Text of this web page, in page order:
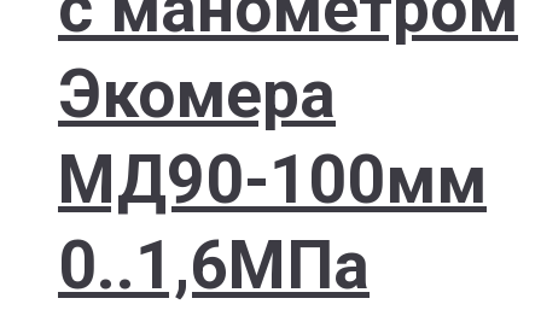
Экомера
МД90-100мм
0..1,6МПа